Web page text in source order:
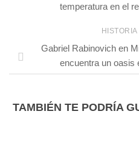
temperatura en el
Gabriel Rabinovich en
encuentra un oasis
TAMBIÉN TE PODRÍA